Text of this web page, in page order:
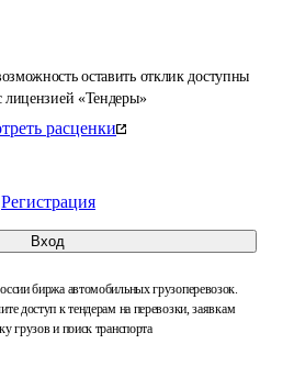
оставить отклик доступны
лицензией «Тендеры»
расценки
Регистрация
Вход
биржа автомобильных грузоперевозок.
доступ к тендерам на перевозки, заявкам
грузов и поиск транспорта